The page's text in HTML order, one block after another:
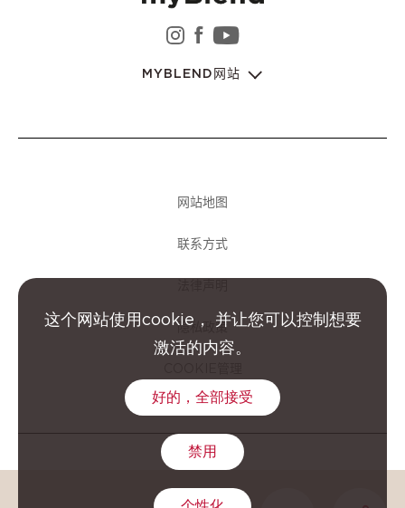
instagram 娇韵诗集团
facebook 娇韵诗集团
youtube 娇韵诗集
MYBLEND网站
GROUPE CLARINS © 2026
网站地图
联系方式
隐私政策
这个网站使用cookie， 并让您可以控制想要
激活的内容。
好的，全部接受
禁用